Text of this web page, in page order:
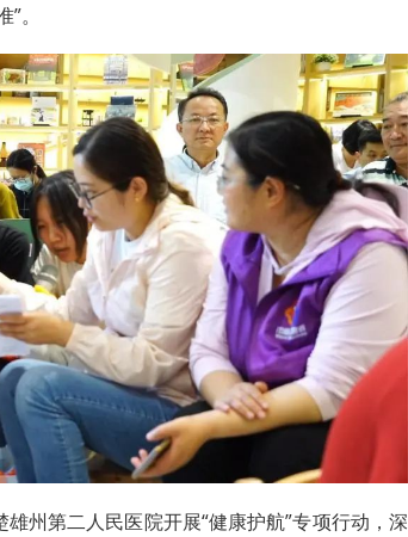
。
州第二人民医院开展“健康护航”专项行动，深